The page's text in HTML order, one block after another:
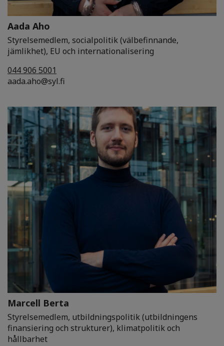
Aada Aho
Styrelsemedlem, socialpolitik (välbefinnande,
jämlikhet), EU och internationalisering
044 906 5001
aada.aho@syl.fi
Marcell Berta
Styrelsemedlem, utbildningspolitik (utbildningens
finansiering och strukturer), klimatpolitik och
hållbarhet